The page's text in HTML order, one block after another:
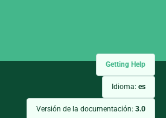
Getting Help
Idioma: es
Versión de la documentación: 3.0